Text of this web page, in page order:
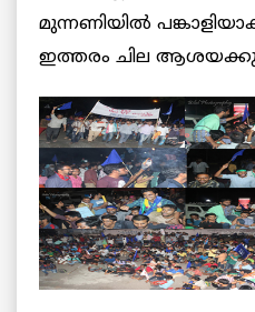
മുന്നണിയിൽ
ഇത്തരം ചില